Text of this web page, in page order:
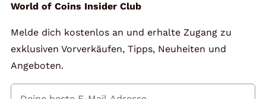
Kontakt
Mein Konto
World of Coins Insider Club
Melde dich kostenlos an und erhalte Zugang zu
exklusiven Vorverkäufen, Tipps, Neuheiten und
Angeboten.